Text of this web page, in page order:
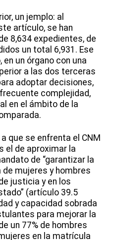
un jemplo: al
artículo, se han
8,634 expedientes, de
un total 6,931. Ese
un órgano con una
a las dos terceras
adoptar decisiones,
complejidad,
en el ámbito de la
que se enfrenta el CNM
el de aproximar la
de “garantizar la
mujeres y hombres
justicia y en los
(artículo 39.5
y capacidad sobrada
para mejorar la
un 77% de hombres
en la matrícula